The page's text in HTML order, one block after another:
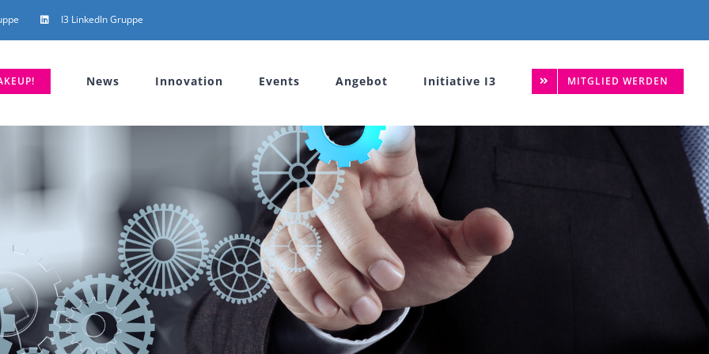
I3 LinkedIn Gruppe
News Innovation Events Angebot Initiative I3 MITGLIED WERDEN